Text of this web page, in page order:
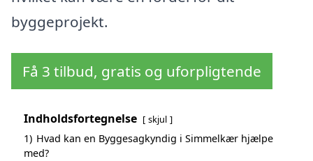
byggeprojekt.
Få 3 tilbud, gratis og uforpligtende
Indholdsfortegnelse skjul
1) Hvad kan en Byggesagkyndig i Simmelkær hjælpe
med?